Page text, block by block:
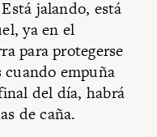
jalando, está
ya en el
para protegerse
empuña
del día, habrá
de caña.